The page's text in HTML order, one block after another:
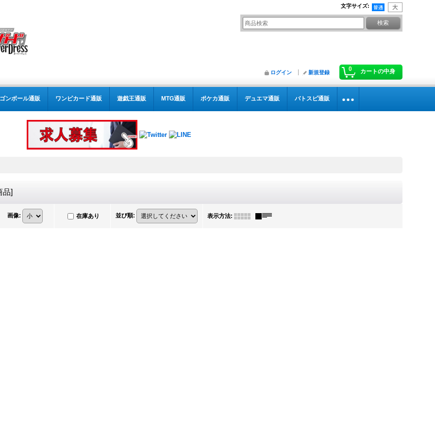
文字サイズ:
0 カートの中身
ログイン 新規登録
ンボール通販 ワンピカード通販 遊戯王通販 MTG通販 ポケカ通販 デュエマ通販 バトスピ通販
品]
画像: 在庫あり 並び順: 表示方法: